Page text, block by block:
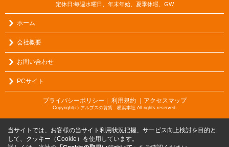
定休日:毎週水曜日、年末年始、夏季休暇、GW
ホーム
会社概要
お問い合わせ
PCサイト
プライバシーポリシー ｜ 利用規約 ｜アクセスマップ
Copyright(c) アルプスの賃貸 横浜本社 All rights reserved.
当サイトでは、お客様の当サイト利用状況把握、サービス向上検討を目的と
して、クッキー（Cookie）を使用しています。